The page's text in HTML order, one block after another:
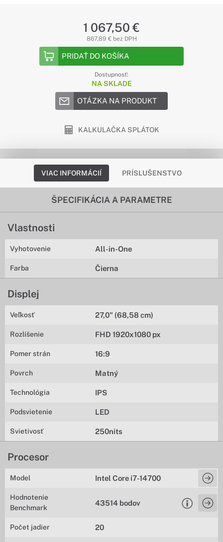
1 067,50 €
867,89 € bez DPH
PRIDAŤ DO KOŠÍKA
Dostupnosť:
NA SKLADE
OTÁZKA NA PRODUKT
KALKULAČKA SPLÁTOK
VIAC INFORMÁCIÍ PRÍSLUŠENSTVO
ŠPECIFIKÁCIA A PARAMETRE
Vlastnosti
Vyhotovenie All-in-One
Farba Čierna
Displej
Veľkosť 27,0" (68,58 cm)
Rozlíšenie FHD 1920x1080 px
Pomer strán 16:9
Povrch Matný
Technológia IPS
Podsvietenie LED
Svietivosť 250nits
Procesor
Model Intel Core i7-14700
Hodnotenie
Benchmark
43514 bodov
Počet jadier 20